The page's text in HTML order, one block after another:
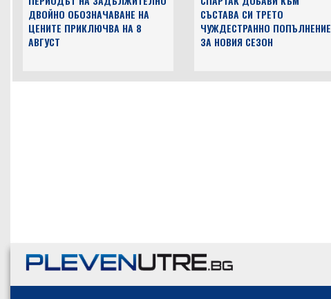
ДВОЙНО ОБОЗНАЧАВАНЕ НА
ЦЕНИТЕ ПРИКЛЮЧВА НА 8
АВГУСТ
СЪСТАВА СИ ТРЕТО
ЧУЖДЕСТРАННО ПОПЪЛНЕНИЕ
ЗА НОВИЯ СЕЗОН